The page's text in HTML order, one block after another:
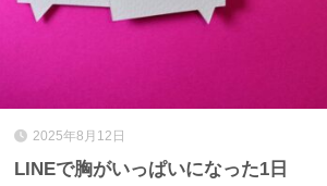
2025年8月12日
LINEで胸がいっぱいになった1日